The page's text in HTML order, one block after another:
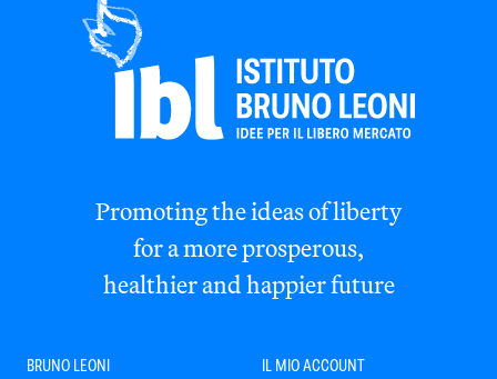
Promoting the ideas of liberty
for a more prosperous,
healthier and happier future
BRUNO LEONI
IL MIO ACCOUNT